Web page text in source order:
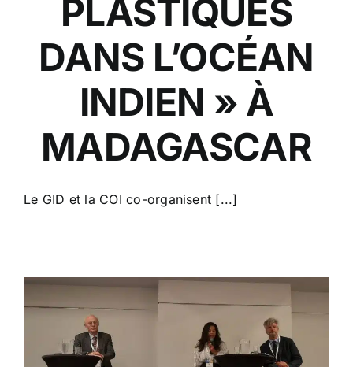
PLASTIQUES
DANS L’OCÉAN
INDIEN » À
MADAGASCAR
Le GID et la COI co-organisent [...]